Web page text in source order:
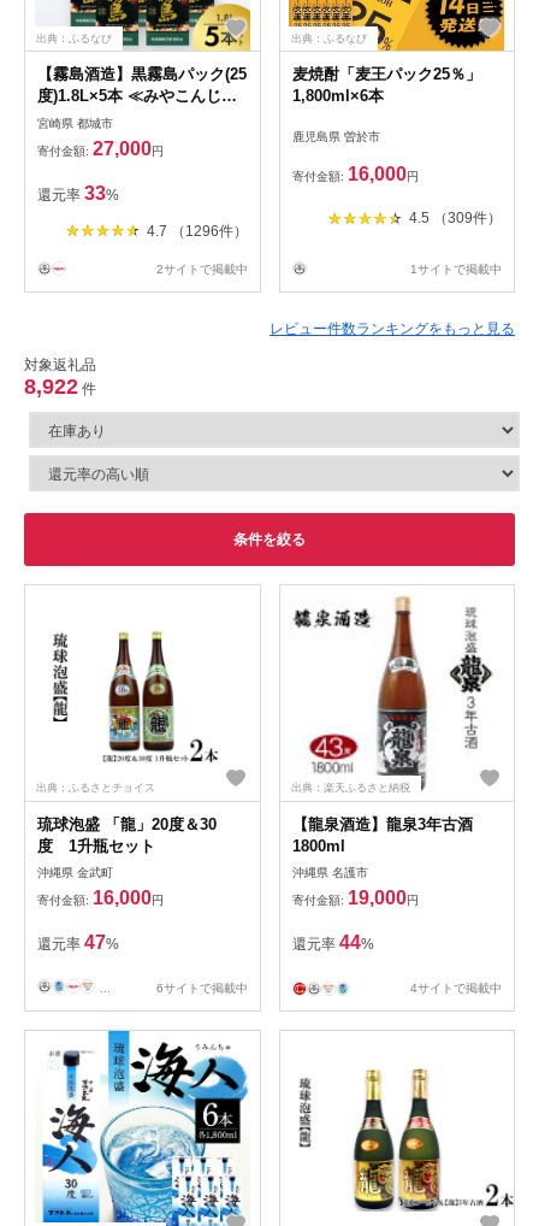
出典：ふるなび
【霧島酒造】黒霧島パック(25
度)1.8L×5本 ≪みやこんじょ
特急便≫ - くろきりしま 一升
パック 霧島酒造 黒霧島 25度
1.8L×5本 お湯割り/水割り/ロ
ック/ストレート 本格焼酎 定
番焼酎 AD-0708_
宮崎県 都城市
寄付金額: 27,000円
還元率 33%
4.7 （1296件）
2サイトで掲載中
出典：ふるなび
麦焼酎「麦王パック25％」
1,800ml×6本
鹿児島県 曽於市
寄付金額: 16,000円
4.5 （309件）
1サイトで掲載中
レビュー件数ランキングをもっと見る
対象返礼品
8,922 件
条件を絞る
出典：ふるさとチョイス
琉球泡盛 「龍」20度＆30
度 1升瓶セット
沖縄県 金武町
寄付金額: 16,000円
還元率 47%
6サイトで掲載中
出典：楽天ふるさと納税
【龍泉酒造】龍泉3年古酒
1800ml
沖縄県 名護市
寄付金額: 19,000円
還元率 44%
4サイトで掲載中